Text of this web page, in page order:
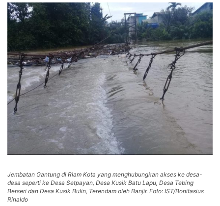
Jembatan Gantung di Riam Kota yang menghubungkan akses ke desa-
desa seperti ke Desa Setpayan, Desa Kusik Batu Lapu, Desa Tebing
Berseri dan Desa Kusik Bulin, Terendam oleh Banjir. Foto: IST/Bonifasius
Rinaldo